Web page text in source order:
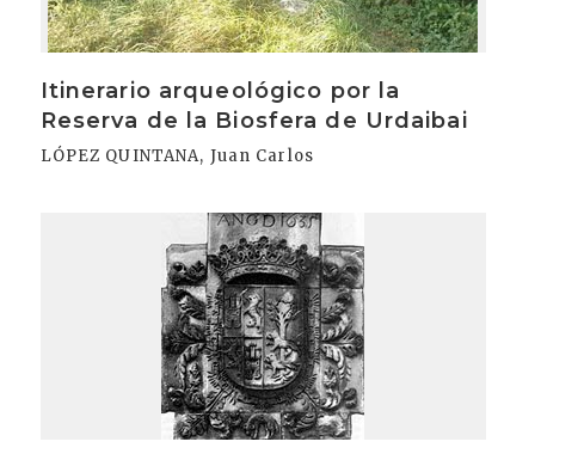
Itinerario arqueológico por la
Reserva de la Biosfera de Urdaibai
LÓPEZ QUINTANA, Juan Carlos